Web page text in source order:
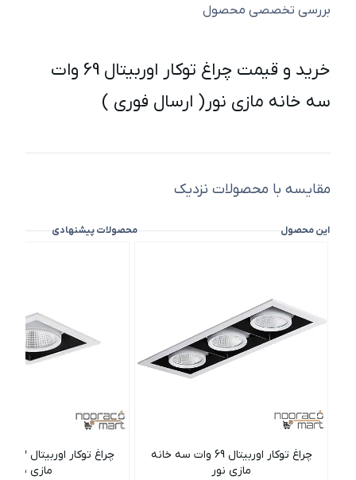
بررسی تخصصی محصول
خرید و قیمت چراغ توکار اوربیتال 69 وات
سه خانه مازی نور( ارسال فوری )
مقایسه با محصولات نزدیک
این محصول محصولات پیشنهادی
چراغ توکار اوربیتال 69 وات سه خانه
مازی نور
مازی نور